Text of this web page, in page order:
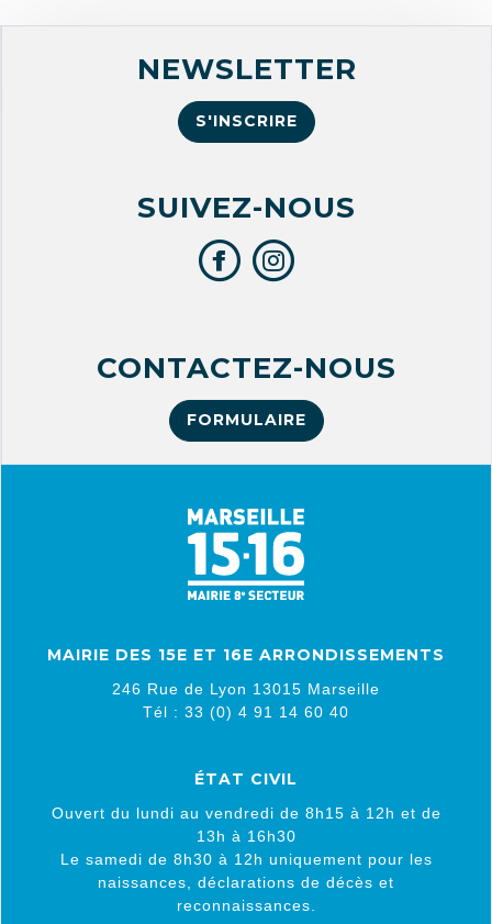
NEWSLETTER
S'INSCRIRE
SUIVEZ-NOUS
CONTACTEZ-NOUS
FORMULAIRE
MAIRIE DES 15E ET 16E ARRONDISSEMENTS
246 Rue de Lyon 13015 Marseille
Tél : 33 (0) 4 91 14 60 40
ÉTAT CIVIL
Ouvert du lundi au vendredi de 8h15 à 12h et de
13h à 16h30
Le samedi de 8h30 à 12h uniquement pour les
naissances, déclarations de décès et
reconnaissances.